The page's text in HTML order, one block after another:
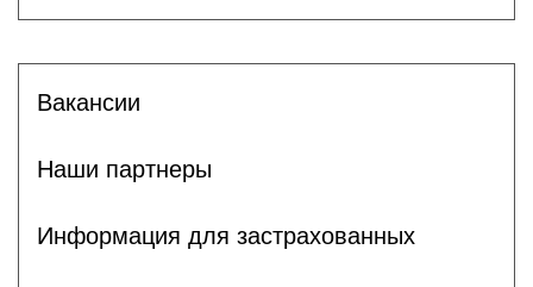
Вакансии
Наши партнеры
Информация для застрахованных